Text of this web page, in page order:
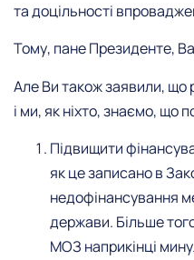
та доцільності
Тому, пане Президенте,
Але Ви також заявили, що
і ми, як ніхто, знаємо, що
Підвищити
як це записано в
недофінансування
держави. Більше
МОЗ наприкінці